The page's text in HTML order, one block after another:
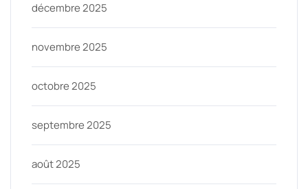
décembre 2025
novembre 2025
octobre 2025
septembre 2025
août 2025